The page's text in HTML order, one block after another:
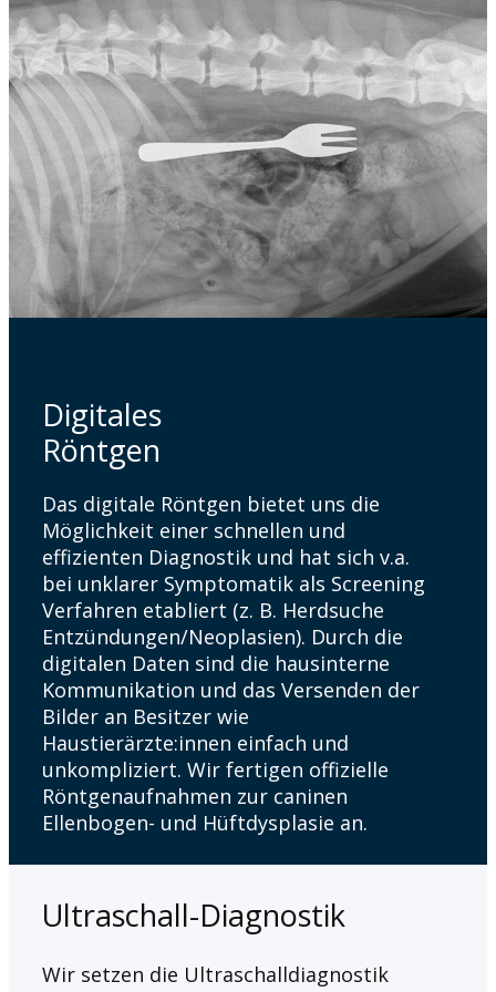
Digitales
Röntgen
Das digitale Röntgen bietet uns die
Möglichkeit einer schnellen und
effizienten Diagnostik und hat sich v.a.
bei unklarer Symptomatik als Screening
Verfahren etabliert (z. B. Herdsuche
Entzündungen/Neoplasien). Durch die
digitalen Daten sind die hausinterne
Kommunikation und das Versenden der
Bilder an Besitzer wie
Haustierärzte:innen einfach und
unkompliziert. Wir fertigen offizielle
Röntgenaufnahmen zur caninen
Ellenbogen- und Hüftdysplasie an.
Ultraschall-Diagnostik
Wir setzen die Ultraschalldiagnostik